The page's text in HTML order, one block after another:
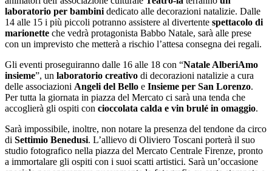
laboratorio per bambini dedicato alle decorazioni natalizie. Dalle
14 alle 15 i più piccoli potranno assistere al divertente spettacolo di
marionette che vedrà protagonista Babbo Natale, sarà alle prese
con un imprevisto che metterà a rischio l’attesa consegna dei regali.
Gli eventi proseguiranno dalle 16 alle 18 con “Natale AlberiAmo
insieme”, un laboratorio creativo di decorazioni natalizie a cura
delle associazioni Angeli del Bello e Insieme per San Lorenzo.
Per tutta la giornata in piazza del Mercato ci sarà una tenda che
accoglierà gli ospiti con cioccolata calda e vin brulé in omaggio.
Sarà impossibile, inoltre, non notare la presenza del tendone da circo
di Settimio Benedusi. L’allievo di Oliviero Toscani porterà il suo
studio fotografico nella piazza del Mercato Centrale Firenze, pronto
a immortalare gli ospiti con i suoi scatti artistici. Sarà un’occasione